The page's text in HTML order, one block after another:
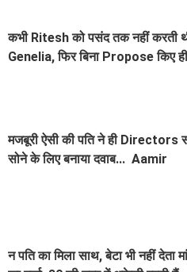
कभी Ritesh को पसंद तक नहीं करती
Genelia, फिर बिना Propose किए ही
मजबूरी ऐसी की पति ने ही Directors
सोने के लिए बनाया दवाब... Aamir
न पति का मिला साथ, बेटा भी नहीं देता मां